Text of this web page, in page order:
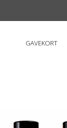
GAVEKORT